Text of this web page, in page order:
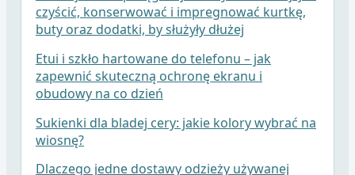
czyścić, konserwować i impregnować kurtkę,
buty oraz dodatki, by służyły dłużej
Etui i szkło hartowane do telefonu – jak
zapewnić skuteczną ochronę ekranu i
obudowy na co dzień
Sukienki dla bladej cery: jakie kolory wybrać na
wiosnę?
Dlaczego jedne dostawy odzieży używanej